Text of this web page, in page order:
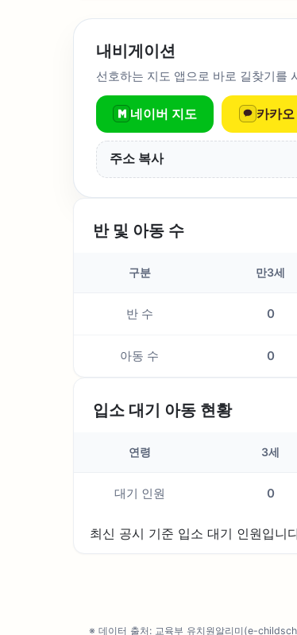
내비게이션
선호하는 지도 앱으로 바로 길찾기를
네이버 지도 카카오
주소 복사
반 및 아동 수
구분 만3세
반 수 0
아동 수 0
입소 대기 아동 현황
연령 3세
대기 인원 0
최신 공시 기준 입소 대기 인원입니
※ 데이터 출처: 교육부 유치원알리미(e-